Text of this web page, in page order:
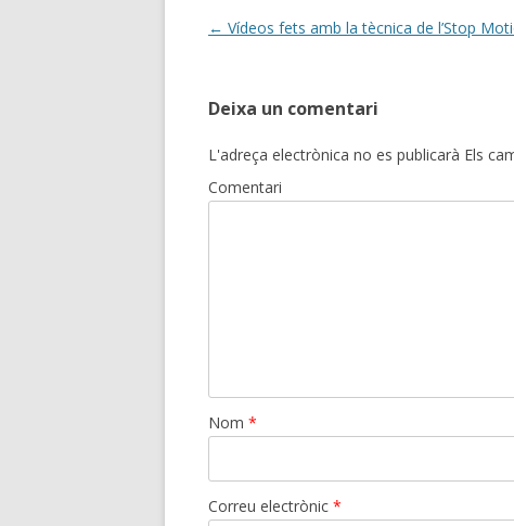
Post
← Vídeos fets amb la tècnica de l’Stop
Deixa un comentari
L'adreça electrònica no es publicarà Els
Comentari
Nom *
Correu electrònic *